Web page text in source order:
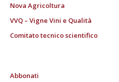
Nova Agricoltura
VVQ – Vigne Vini e Qualità
Comitato tecnico scientifico
Abbonati